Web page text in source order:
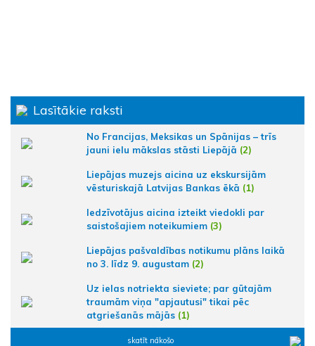
Lasītākie raksti
No Francijas, Meksikas un Spānijas – trīs
jauni ielu mākslas stāsti Liepājā (2)
Liepājas muzejs aicina uz ekskursijām
vēsturiskajā Latvijas Bankas ēkā (1)
Iedzīvotājus aicina izteikt viedokli par
saistošajiem noteikumiem (3)
Liepājas pašvaldības notikumu plāns laikā
no 3. līdz 9. augustam (2)
Uz ielas notriekta sieviete; par gūtajām
traumām viņa "apjautusi" tikai pēc
atgriešanās mājās (1)
skatīt nākošo